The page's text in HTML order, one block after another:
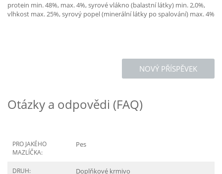
protein min. 48%, max. 4%, syrové vlákno (balastní látky) min. 2,0%,
vlhkost max. 25%, syrový popel (minerální látky po spalování) max. 4%
NOVÝ PŘÍSPĚVEK
Otázky a odpovědi (FAQ)
PRO JAKÉHO
MAZLÍČKA:
Pes
DRUH: Doplňkové krmivo